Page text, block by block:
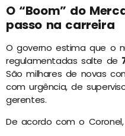
O “Boom” do
passo na carreira
O governo estima que o
regulamentadas salte de
São milhares de novas
com urgência, de
gerentes.
De acordo com o